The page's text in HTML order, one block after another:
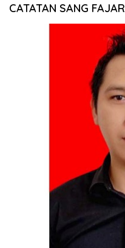
CATATAN SANG FAJAR